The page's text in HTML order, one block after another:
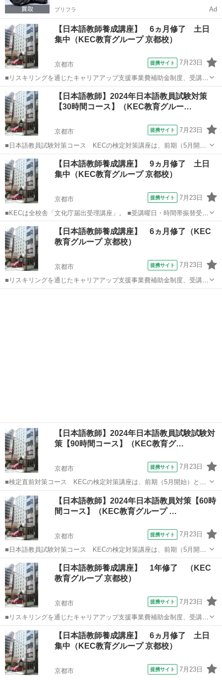
プリフラ Ad
【日本語教師養成講座】 6ヵ月修了 土日
集中（KEC教育グループ 京都校）
京都市 提携サイト 7月23日
■リスキリングを通じたキャリアアップ支援事業費補助金制度、受講費
用の最大70％還付（要件有、詳細はお尋ねください ■KECは全校舎
「文化庁届出受理講座」。 ■受講曜日・時間帯振替受講、校舎間振替
受講、休学制度、動画視聴（基礎...
京都 京都市 その他
【日本語教師】2024年日本語教員試験対策
【30時間コース】（KEC教育グルー…
京都市 提携サイト 7月23日
■日本語教員試験対策コース KECの検定対策講座は、前期（5月開
始）と後期（8月開始）の2種類の時期があり、前期には、■水曜30時
間コースと■日曜30時間コースの2コース■前期60時間と後期30時間を
加えた90時間コースも選...
京都 京都市 その他
【日本語教師養成講座】 9ヵ月修了 土日
集中（KEC教育グループ 京都校）
京都市 提携サイト 7月23日
■KECは全校舎「文化庁届出受理講座」。 ■受講曜日・時間帯振替受
講、校舎間振替受講、休学制度、動画視聴（基礎理論）と資格への万
全なフォロー体制。 ■3年間無料再履修システム：入学から3年以内は
何度でも無料で再履修が可能（基...
京都 京都市 その他
【日本語教師養成講座】 6ヵ月修了（KEC
教育グループ 京都校）
京都市 提携サイト 7月23日
■リスキリングを通じたキャリアアップ支援事業費補助金制度、受講費
用の最大70％還付（要件有、詳細はお尋ねください） ■KECは全校舎
【日本語教師】2024年日本語教員試験試験対
策【90時間コース】（KEC教育グ…
京都市 提携サイト 7月23日
■検定直前対策コース KECの検定対策講座は、前期（5月開始）と後
期（7月開始）の2種類の時期があり、前期には、■水曜30時間コース
と■日曜30時間コースの2コース■前期60時間と後期（検定直前対策コ
ース）30時間を加えた9...
京都 京都市 その他
【日本語教師】2024年日本語教員対策【60時
間コース】（KEC教育グループ …
京都市 提携サイト 7月23日
■日本語教員試験対策コース KECの検定対策講座は、前期（5月開
始）と後期（8月開始）の2種類の時期があり、前期には、■水曜30時
間コースと■日曜30時間コースの2コース■前期60時間と後期30時間を
加えた90時間コースも選...
京都 京都市 その他
【日本語教師養成講座】 1年修了 （KEC
教育グループ 京都校）
京都市 提携サイト 7月23日
■リスキリングを通じたキャリアアップ支援事業費補助金制度、受講費
用の最大70％還付（要件有、詳細はお尋ねください） ■KECは全校舎
「文化庁届出受理講座」。 ■受講曜日・時間帯振替受講、校舎間振替
受講、休学制度、動画視聴（基...
京都 京都市 その他
【日本語教師養成講座】 6ヵ月修了 土日
集中（KEC教育グループ 京都校）
京都市 提携サイト 7月23日